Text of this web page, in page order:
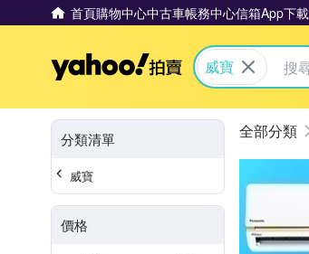
首頁購物中心中古車帳務中心信箱App下載
Yahoo拍賣
威寶
分類清單
威寶
價格